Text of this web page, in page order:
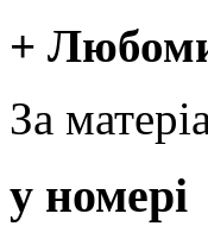
+
За
у номері